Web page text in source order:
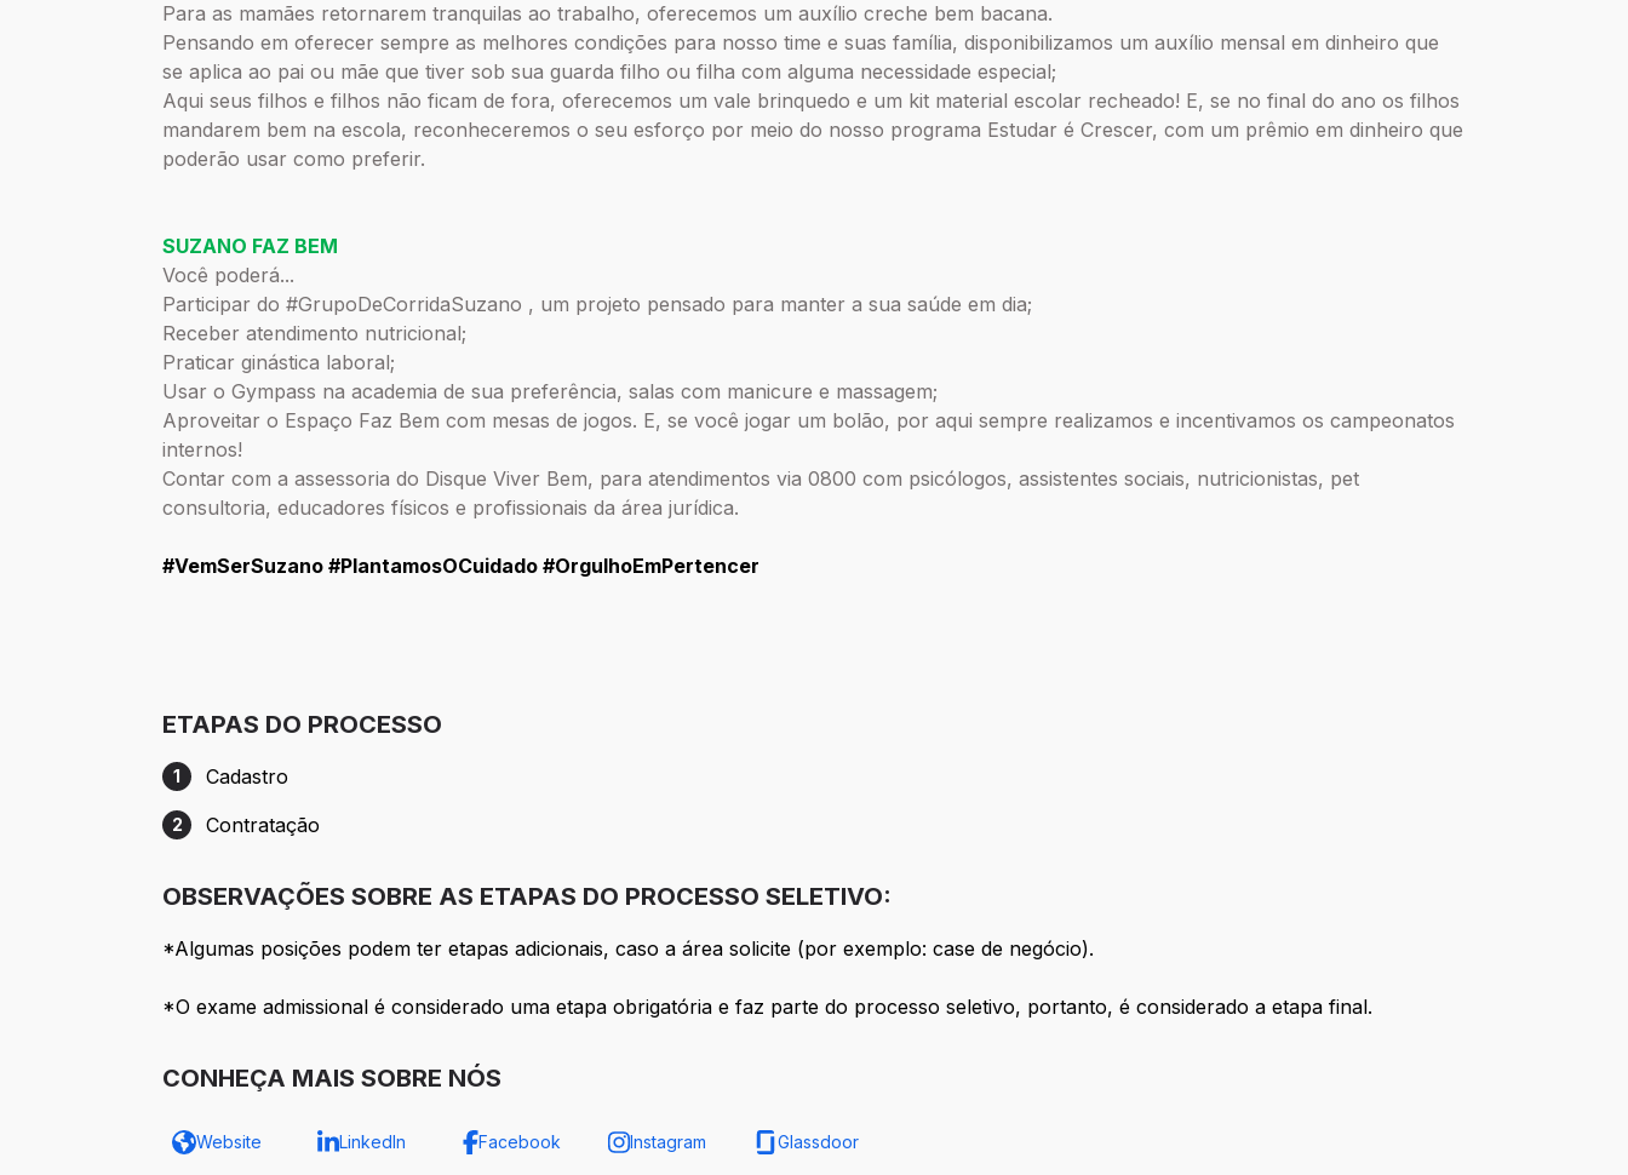
Para as mamães retornarem tranquilas ao trabalho, oferecemos um auxílio creche bem bacana.
Pensando em oferecer sempre as melhores condições para nosso time e suas família, disponibilizamos um auxílio mensal em dinheiro que
se aplica ao pai ou mãe que tiver sob sua guarda filho ou filha com alguma necessidade especial;
Aqui seus filhos e filhos não ficam de fora, oferecemos um vale brinquedo e um kit material escolar recheado! E, se no final do ano os filhos
mandarem bem na escola, reconheceremos o seu esforço por meio do nosso programa Estudar é Crescer, com um prêmio em dinheiro que
poderão usar como preferir.
SUZANO FAZ BEM
Você poderá...
Participar do #GrupoDeCorridaSuzano , um projeto pensado para manter a sua saúde em dia;
Receber atendimento nutricional;
Praticar ginástica laboral;
Usar o Gympass na academia de sua preferência, salas com manicure e massagem;
Aproveitar o Espaço Faz Bem com mesas de jogos. E, se você jogar um bolão, por aqui sempre realizamos e incentivamos os campeonatos
internos!
Contar com a assessoria do Disque Viver Bem, para atendimentos via 0800 com psicólogos, assistentes sociais, nutricionistas, pet
consultoria, educadores físicos e profissionais da área jurídica.
#VemSerSuzano #PlantamosOCuidado #OrgulhoEmPertencer
ETAPAS DO PROCESSO
Etapa 1: Cadastro
1 Cadastro
Etapa 2: Contratação
2 Contratação
OBSERVAÇÕES SOBRE AS ETAPAS DO PROCESSO SELETIVO:
*Algumas posições podem ter etapas adicionais, caso a área solicite (por exemplo: case de negócio).
*O exame admissional é considerado uma etapa obrigatória e faz parte do processo seletivo, portanto, é considerado a etapa final.
CONHEÇA MAIS SOBRE NÓS
Website LinkedIn Facebook Instagram Glassdoor